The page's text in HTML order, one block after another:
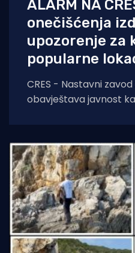
ALARM NA
onečišćenja
upozorenje za
popularne
CRES - Nastavni
obavještava javnost